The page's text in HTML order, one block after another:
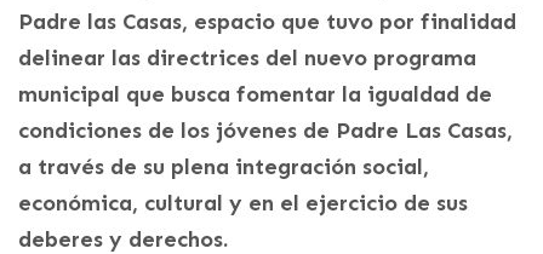
Padre las Casas, espacio que tuvo por finalidad
delinear las directrices del nuevo programa
municipal que busca fomentar la igualdad de
condiciones de los jóvenes de Padre Las Casas,
a través de su plena integración social,
económica, cultural y en el ejercicio de sus
deberes y derechos.